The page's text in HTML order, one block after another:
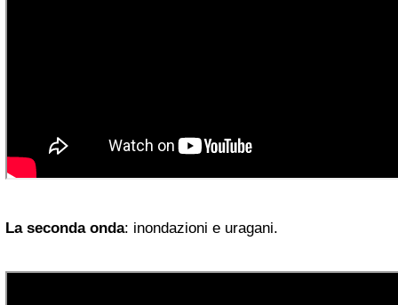
La seconda onda: inondazioni e uragani.